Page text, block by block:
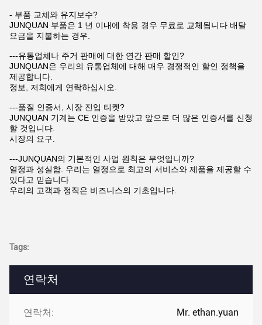
연락처
연락처: Mr. ethan.yuan
- 부품 교체와 유지보수?
JUNQUAN 부품은 1 년 이내에 착용 경우 무료로 교체됩니다 배달
요금을 지불하는 경우.
---유통업체나 주거 판매에 대한 연간 판매 할인?
JUNQUAN은 우리의 유통업체에 대해 매우 경쟁적인 할인 정책을
제공합니다.
정보, 저희에게 연락하십시오.
---품질 인증서, 시장 진입 티켓?
JUNQUAN 기계는 CE 인증을 받았고 앞으로 더 많은 인증서를 신청
할 것입니다.
시장의 요구.
---JUNQUAN의 기본적인 사업 원칙은 무엇입니까?
열정과 성실함. 우리는 열정으로 최고의 서비스와 제품을 제공할 수
있다고 믿습니다
우리의 고객과 정직은 비즈니스의 기초입니다.
Tags: